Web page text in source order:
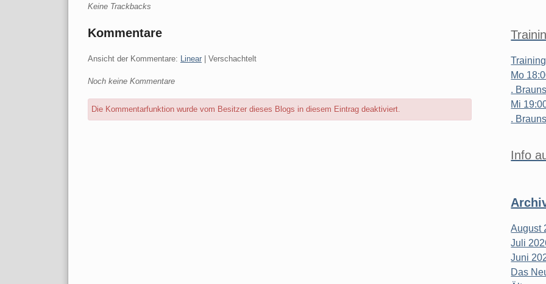
Keine Trackbacks
Kommentare
Ansicht der Kommentare: Linear | Verschachtelt
Noch keine Kommentare
Die Kommentarfunktion wurde vom Besitzer dieses Blogs in diesem Eintrag deaktiviert.
Mo
.
Mi
.
Info
August
Juli
Juni
Das